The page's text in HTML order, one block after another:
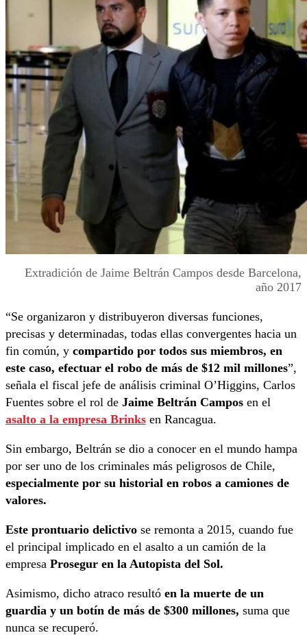
Extradición de Jaime Beltrán Campos desde Barcelona,
año 2017
“Se organizaron y distribuyeron diversas funciones,
precisas y determinadas, todas ellas convergentes hacia un
fin común, y compartido por todos sus miembros, en
este caso, efectuar el robo de más de $12 mil millones”,
señala el fiscal jefe de análisis criminal O’Higgins, Carlos
Fuentes sobre el rol de Jaime Beltrán Campos en el
asalto a la empresa Brinks en Rancagua.
Sin embargo, Beltrán se dio a conocer en el mundo hampa
por ser uno de los criminales más peligrosos de Chile,
especialmente por su historial en robos a camiones de
valores.
Este prontuario delictivo se remonta a 2015, cuando fue
el principal implicado en el asalto a un camión de la
empresa Prosegur en la Autopista del Sol.
Asimismo, dicho atraco resultó en la muerte de un
guardia y un botín de más de $300 millones, suma que
nunca se recuperó.